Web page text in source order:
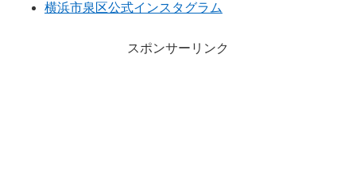
横浜市泉区公式インスタグラム
スポンサーリンク